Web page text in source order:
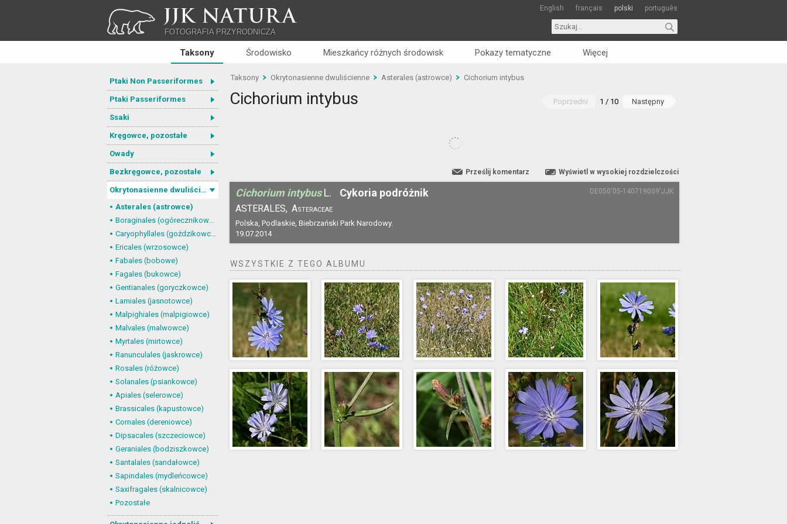
JJK NATURA
FOTOGRAFIA PRZYRODNICZA
English français polski português
Taksony Środowisko Mieszkańcy różnych środowisk Pokazy tematyczne Więcej
Ptaki Non Passeriformes
Ptaki Passeriformes
Ssaki
Kręgowce, pozostałe
Owady
Bezkręgowce, pozostałe
Okrytonasienne dwuliścienne
Asterales (astrowce)
Boraginales (ogórecznikowce)
Caryophyllales (goździkowce)
Ericales (wrzosowce)
Fabales (bobowe)
Fagales (bukowce)
Gentianales (goryczkowce)
Lamiales (jasnotowce)
Malpighiales (malpigiowce)
Malvales (malwowce)
Myrtales (mirtowce)
Ranunculales (jaskrowce)
Rosales (różowce)
Solanales (psiankowce)
Apiales (selerowce)
Brassicales (kapustowce)
Cornales (dereniowce)
Dipsacales (szczeciowce)
Geraniales (bodziszkowce)
Santalales (sandałowce)
Sapindales (mydleńcowce)
Saxifragales (skalnicowce)
Pozostałe
Taksony Okrytonasienne dwuliścienne Asterales (astrowce) Cichorium intybus
Cichorium intybus Poprzedni 1 / 10 Następny
Wyświetl w wysokiej rozdzielczości
Prześlij komentarz
Cichorium intybus L. Cykoria podróżnik
ASTERALES, Asteraceae
Polska, Podlaskie, Biebrzański Park Narodowy.
19.07.2014
DE050'05-140719009'JJK
WSZYSTKIE Z TEGO ALBUMU